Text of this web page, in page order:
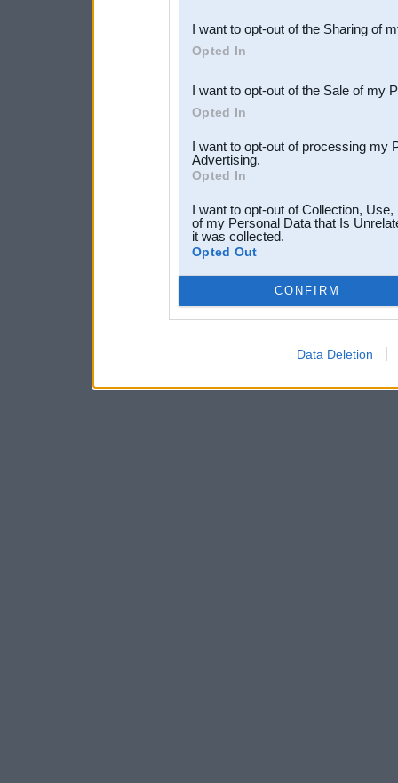
Downstream Participants
third parties.
I want to opt-out of the Sharing of
Opted In
I want to opt-out of the Sale of my
Opted In
I want to opt-out of processing my
Advertising.
Opted In
I want to opt-out of Collection,
of my Personal Data that Is
it was collected.
Opted Out
CONFIRM
Data Deletion